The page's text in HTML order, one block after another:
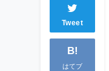
Tweet
B!
はてブ